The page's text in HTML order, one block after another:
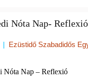
Nóta Nap- Reflexió
| Ezüstidő Szabadidős
Nóta Nap – Reflexió